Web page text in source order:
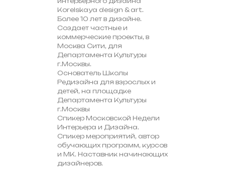
Korelskaya design & art.
Более 10 лет в дизайне.
Создает частные и
коммерческие проекты, в
Москва Сити, для
Департамента Культуры
г.Москвы.
Основатель Школы
Редизайна для взрослых и
детей, на площадке
Департамента Культуры
г.Москвы
Спикер Московской Недели
Интерьера и Дизайна.
Спикер мероприятий, автор
обучающих программ, курсов
и МК. Наставник начинающих
дизайнеров.